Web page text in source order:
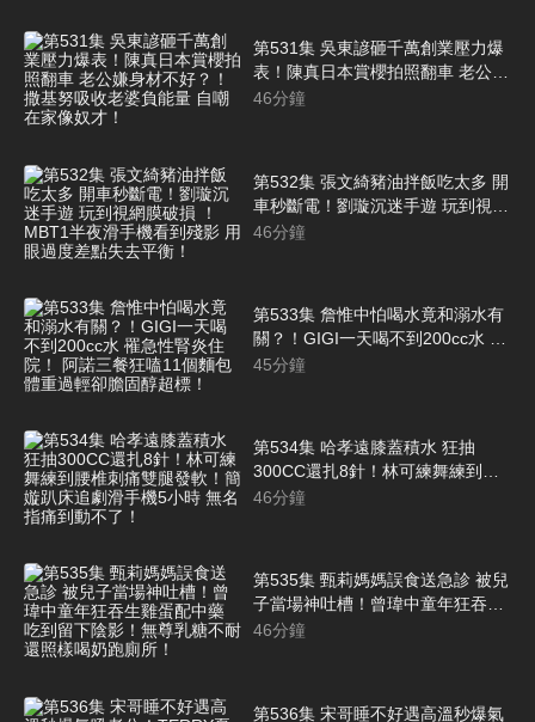
第531集 吳東諺砸千萬創業壓力爆
表！陳真日本賞櫻拍照翻車 老公嫌
身材不好？！撒基努吸收老婆負能
46分鐘
第532集 張文綺豬油拌飯吃太多 開
車秒斷電！劉璇沉迷手遊 玩到視網
膜破損 ！MBT1半夜滑手機看到殘
46分鐘
第533集 詹惟中怕喝水竟和溺水有
關？！GIGI一天喝不到200cc水 罹
急性腎炎住院！ 阿諾三餐狂嗑11個
45分鐘
第534集 哈孝遠膝蓋積水 狂抽
300CC還扎8針！林可練舞練到腰
椎刺痛雙腿發軟！簡嫙趴床追劇滑
46分鐘
第535集 甄莉媽媽誤食送急診 被兒
子當場神吐槽！曾瑋中童年狂吞生
雞蛋配中藥 吃到留下陰影！無尊乳
46分鐘
第536集 宋哥睡不好遇高溫秒爆氣